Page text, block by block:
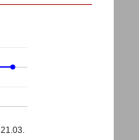
21.03.